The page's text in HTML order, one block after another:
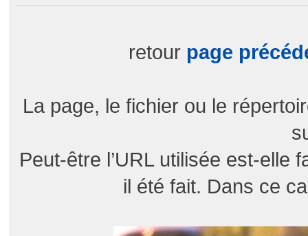
retour page
La page, le fichier ou le
Peut-être l’URL utilisée est-elle
il été fait. Dans ce